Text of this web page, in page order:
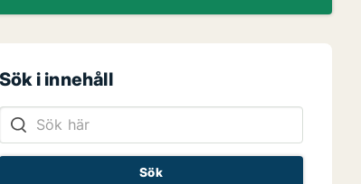
Sök i innehåll